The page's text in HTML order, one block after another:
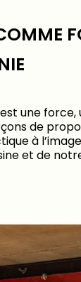
une force,
de
à
et de